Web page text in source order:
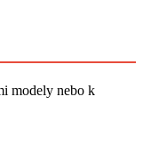
modely nebo k